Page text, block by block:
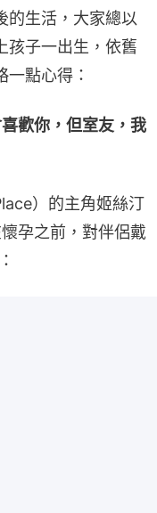
的生活，大家總以
孩子一出生，依舊
點心得：
歡你，但室友，我
）的主角姬絲汀
孕之前，對伴侶戴